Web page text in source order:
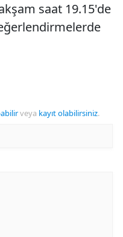
saat 19.15'de
veya kayıt olabilirsiniz.